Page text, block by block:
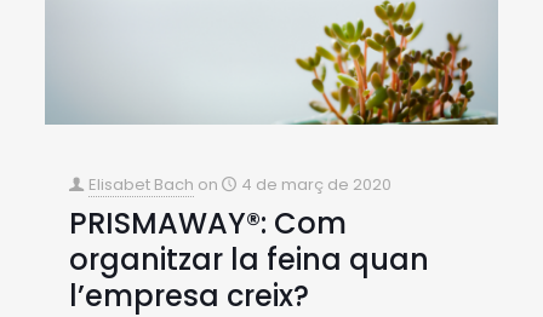
Elisabet Bach on 4 de març de 2020
PRISMAWAY®: Com
organitzar la feina quan
l’empresa creix?